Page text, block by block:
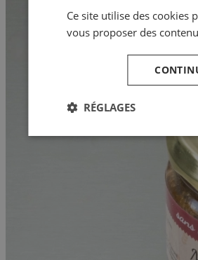
Ce site utilise des cookies
vous proposer des
RÉGLAGES